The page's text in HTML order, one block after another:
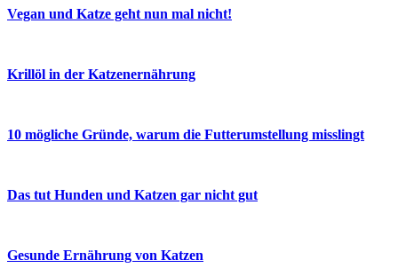
Vegan und Katze geht nun mal nicht!
Krillöl in der Katzenernährung
10 mögliche Gründe, warum die Futterumstellung misslingt
Das tut Hunden und Katzen gar nicht gut
Gesunde Ernährung von Katzen